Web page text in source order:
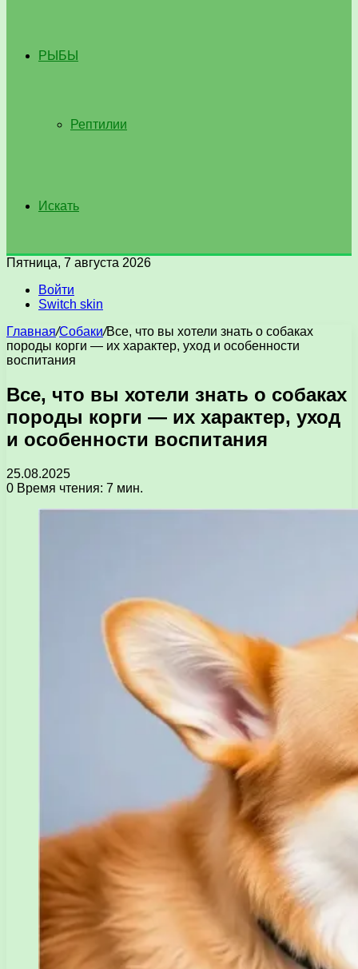
РЫБЫ
Рептилии
Искать
Пятница, 7 августа 2026
Войти
Switch skin
Главная/Собаки/Все, что вы хотели знать о собаках
породы корги — их характер, уход и особенности
воспитания
Все, что вы хотели знать о собаках
породы корги — их характер, уход
и особенности воспитания
25.08.2025
0 Время чтения: 7 мин.